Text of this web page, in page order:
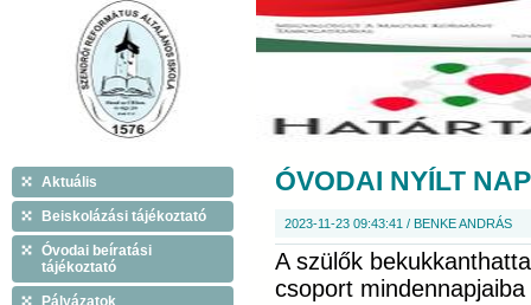
Aktuális
Beiskolázási tájékoztató
Óvodai beíratási
tájékoztató
Pályázatok
ÓVODAI NYÍLT NAP
2023-11-23 09:43:41 / BENKE ANDRÁS
A szülők
csoport mindennapjaiba